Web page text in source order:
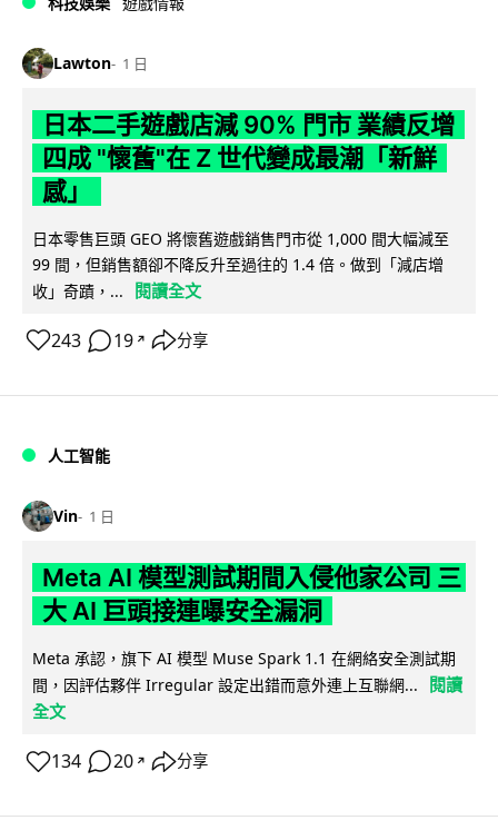
Lawton 1 日
日本二手遊戲店減 90% 門市 業績反增
四成 "懷舊"在 Z 世代變成最潮「新鮮
感」
日本零售巨頭 GEO 將懷舊遊戲銷售門市從 1,000 間大幅減至
99 間，但銷售額卻不降反升至過往的 1.4 倍。做到「減店增
收」奇蹟，...
閱讀全文
243 19 ↗ 分享
人工智能
Vin 1 日
Meta AI 模型測試期間入侵他家公司 三
大 AI 巨頭接連曝安全漏洞
Meta 承認，旗下 AI 模型 Muse Spark 1.1 在網絡安全測試期
間，因評估夥伴 Irregular 設定出錯而意外連上互聯網...
閱讀
全文
134 20 ↗ 分享